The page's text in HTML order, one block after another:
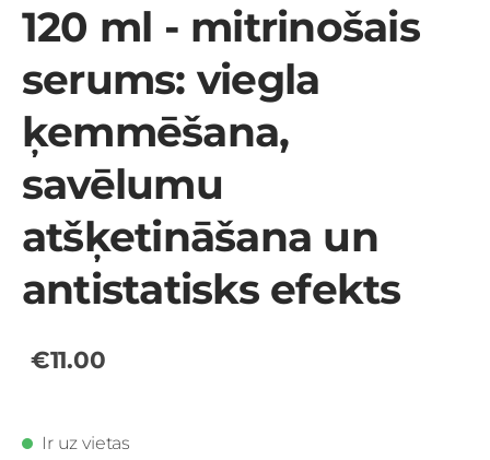
120 ml - mitrinošais
serums: viegla
ķemmēšana,
savēlumu
atšķetināšana un
antistatisks efekts
€11.00
Ir uz vietas